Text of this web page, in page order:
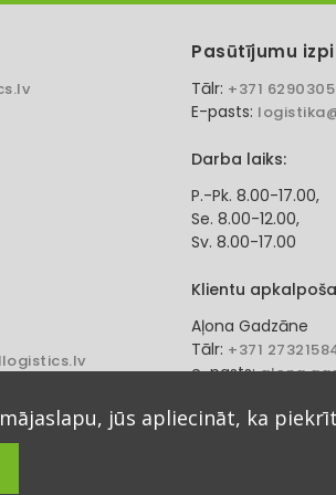
Pasūtījumu
Tālr: +371
E-pasts:
Darba laiks:
P.-Pk. 8.00-17.00,
Se. 8.00-12.00,
Sv. 8.00-17.00
Klientu
Aļona Gadzāne
Tālr: +371
e-pasts:
jūs apliecināt, ka